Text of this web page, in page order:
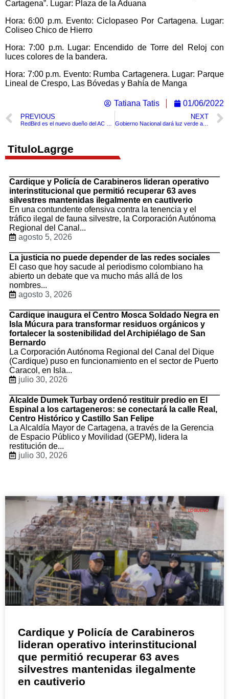
Cartagena”. Lugar: Plaza de la Aduana
Hora: 6:00 p.m. Evento: Ciclopaseo Por Cartagena. Lugar:
Coliseo Chico de Hierro
Hora: 7:00 p.m. Lugar: Encendido de Torre del Reloj con
luces colores de la bandera.
Hora: 7:00 p.m. Evento: Rumba Cartagenera. Lugar: Parque
Lineal de Crespo, Las Bóvedas y Bahía de Manga
Tatiana Tatis 01/06/2022
PREVIOUS NEXT
Gobierno Nacional dará luz verde a la solicitud de suspensión del alcalde de Cartagena por parte del Contralor Distrital
TituloLagrge
Cardique y Policía de Carabineros lideran operativo
interinstitucional que permitió recuperar 63 aves
silvestres mantenidas ilegalmente en cautiverio
En una contundente ofensiva contra la tenencia y el
tráfico ilegal de fauna silvestre, la Corporación Autónoma
Regional del Canal...
agosto 5, 2026
La justicia no puede depender de las redes sociales
El caso que hoy sacude al periodismo colombiano ha
abierto un debate que va mucho más allá de los
nombres...
agosto 3, 2026
Cardique inaugura el Centro Mosca Soldado Negra en
Isla Múcura para transformar residuos orgánicos y
fortalecer la sostenibilidad del Archipiélago de San
Bernardo
La Corporación Autónoma Regional del Canal del Dique
(Cardique) puso en funcionamiento en el sector de Puerto
Caracol, en Isla...
julio 30, 2026
Alcalde Dumek Turbay ordenó restituir predio en El
Espinal a los cartageneros: se conectará la calle Real,
Centro Histórico y Castillo San Felipe
La Alcaldía Mayor de Cartagena, a través de la Gerencia
de Espacio Público y Movilidad (GEPM), lidera la
restitución de...
julio 30, 2026
LO BUENO
Cardique y Policía de Carabineros
lideran operativo interinstitucional
que permitió recuperar 63 aves
silvestres mantenidas ilegalmente
en cautiverio